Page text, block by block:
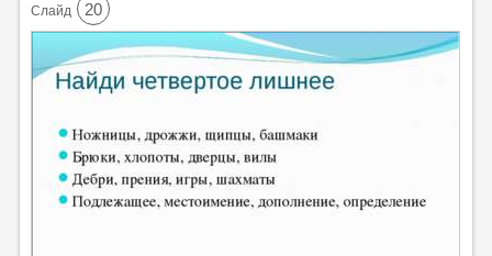
Cлайд 20